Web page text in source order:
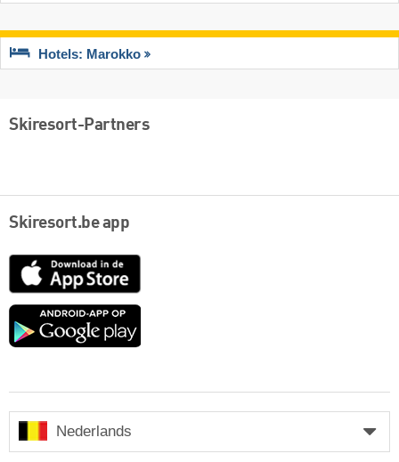
Hotels: Marokko
Skiresort-Partners
Skiresort.be app
App
Google
Nederlands